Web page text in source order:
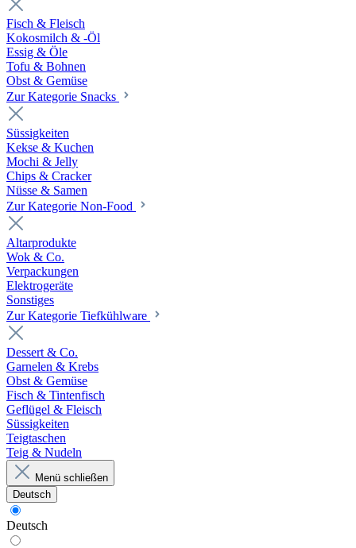
Fisch & Fleisch
Kokosmilch & -Öl
Essig & Öle
Tofu & Bohnen
Obst & Gemüse
Zur Kategorie Snacks
Süssigkeiten
Kekse & Kuchen
Mochi & Jelly
Chips & Cracker
Nüsse & Samen
Zur Kategorie Non-Food
Altarprodukte
Wok & Co.
Verpackungen
Elektrogeräte
Sonstiges
Zur Kategorie Tiefkühlware
Dessert & Co.
Garnelen & Krebs
Obst & Gemüse
Fisch & Tintenfisch
Geflügel & Fleisch
Süssigkeiten
Teigtaschen
Teig & Nudeln
Menü schließen
Deutsch
Deutsch